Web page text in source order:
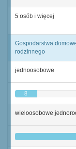
5 osób i więcej
Gospodarstwa
rodzinnego
jednoosobowe
8
wieloosobowe